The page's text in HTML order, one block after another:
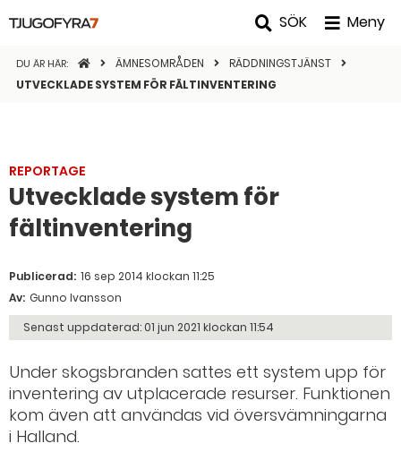
SÖK Meny
DU ÄR HÄR: STARTSIDANÄMNESOMRÅDEN
RÄDDNINGSTJÄNST
UTVECKLADE SYSTEM FÖR FÄLTINVENTERING
REPORTAGE
Utvecklade system för
fältinventering
Publicerad: 16 sep 2014 klockan 11:25
Av: Gunno Ivansson
Senast uppdaterad: 01 jun 2021 klockan 11:54
Under skogsbranden sattes ett system upp för
inventering av utplacerade resurser. Funktionen
kom även att användas vid översvämningarna
i Halland.